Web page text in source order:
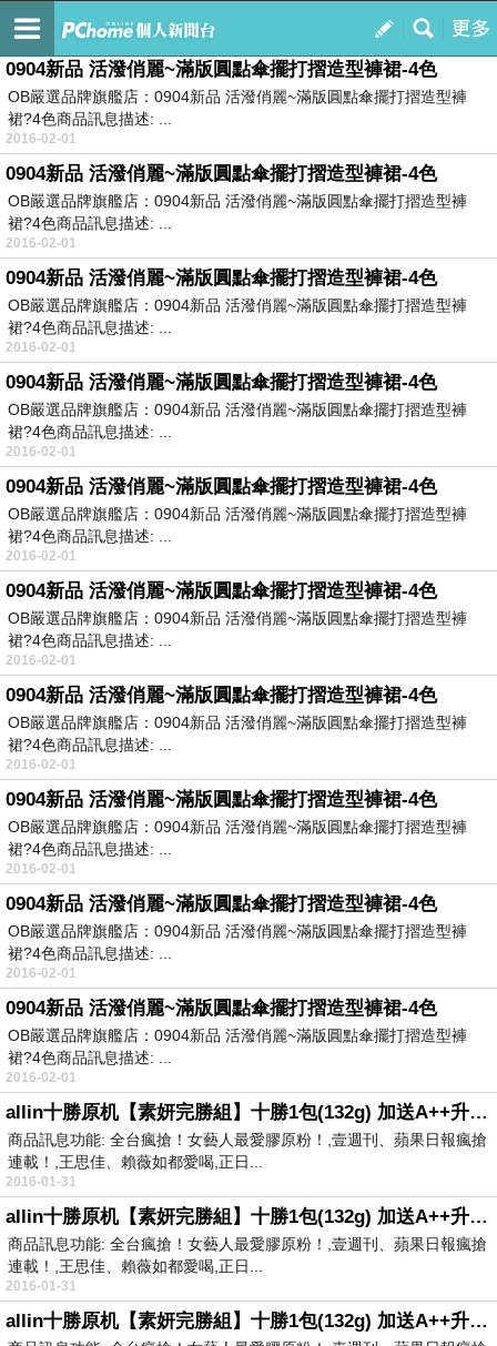
我的
訂閱
pchome 雜 10/15
0904新品 活潑俏麗~滿版圓點傘擺打摺造型褲裙-4色
OB嚴選品牌旗艦店：0904新品 活潑俏麗~滿版圓點傘擺打摺造型褲
裙?4色商品訊息描述: ...
2016-02-01
0904新品 活潑俏麗~滿版圓點傘擺打摺造型褲裙-4色
OB嚴選品牌旗艦店：0904新品 活潑俏麗~滿版圓點傘擺打摺造型褲
裙?4色商品訊息描述: ...
2016-02-01
0904新品 活潑俏麗~滿版圓點傘擺打摺造型褲裙-4色
OB嚴選品牌旗艦店：0904新品 活潑俏麗~滿版圓點傘擺打摺造型褲
裙?4色商品訊息描述: ...
2016-02-01
0904新品 活潑俏麗~滿版圓點傘擺打摺造型褲裙-4色
OB嚴選品牌旗艦店：0904新品 活潑俏麗~滿版圓點傘擺打摺造型褲
裙?4色商品訊息描述: ...
2016-02-01
0904新品 活潑俏麗~滿版圓點傘擺打摺造型褲裙-4色
OB嚴選品牌旗艦店：0904新品 活潑俏麗~滿版圓點傘擺打摺造型褲
裙?4色商品訊息描述: ...
2016-02-01
0904新品 活潑俏麗~滿版圓點傘擺打摺造型褲裙-4色
OB嚴選品牌旗艦店：0904新品 活潑俏麗~滿版圓點傘擺打摺造型褲
裙?4色商品訊息描述: ...
2016-02-01
0904新品 活潑俏麗~滿版圓點傘擺打摺造型褲裙-4色
OB嚴選品牌旗艦店：0904新品 活潑俏麗~滿版圓點傘擺打摺造型褲
裙?4色商品訊息描述: ...
2016-02-01
0904新品 活潑俏麗~滿版圓點傘擺打摺造型褲裙-4色
OB嚴選品牌旗艦店：0904新品 活潑俏麗~滿版圓點傘擺打摺造型褲
裙?4色商品訊息描述: ...
2016-02-01
0904新品 活潑俏麗~滿版圓點傘擺打摺造型褲裙-4色
OB嚴選品牌旗艦店：0904新品 活潑俏麗~滿版圓點傘擺打摺造型褲
裙?4色商品訊息描述: ...
2016-02-01
0904新品 活潑俏麗~滿版圓點傘擺打摺造型褲裙-4色
OB嚴選品牌旗艦店：0904新品 活潑俏麗~滿版圓點傘擺打摺造型褲
裙?4色商品訊息描述: ...
2016-02-01
allin十勝原机【素妍完勝組】十勝1包(132g) 加送A++升級版1包(42g)
商品訊息功能: 全台瘋搶！女藝人最愛膠原粉！,壹週刊、蘋果日報瘋搶
連載！,王思佳、賴薇如都愛喝,正日...
2016-01-31
allin十勝原机【素妍完勝組】十勝1包(132g) 加送A++升級版1包(42g)
商品訊息功能: 全台瘋搶！女藝人最愛膠原粉！,壹週刊、蘋果日報瘋搶
連載！,王思佳、賴薇如都愛喝,正日...
2016-01-31
allin十勝原机【素妍完勝組】十勝1包(132g) 加送A++升級版1包(42g)